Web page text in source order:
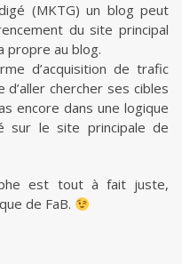
(MKTG) un blog peut
du site principal
propre au blog.
d’acquisition de trafic
chercher ses cibles
encore dans une logique
sur le site principale de
est tout à fait juste,
de FaB.